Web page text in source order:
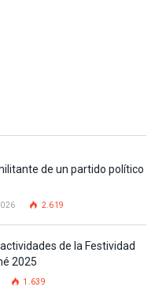
de un partido político
2.619
de la Festividad
2025
1.639